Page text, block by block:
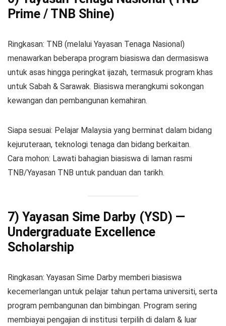
Prime / TNB Shine)
Ringkasan: TNB (melalui Yayasan Tenaga Nasional)
menawarkan beberapa program biasiswa dan dermasiswa
untuk asas hingga peringkat ijazah, termasuk program khas
untuk Sabah & Sarawak. Biasiswa merangkumi sokongan
kewangan dan pembangunan kemahiran.
Siapa sesuai: Pelajar Malaysia yang berminat dalam bidang
kejuruteraan, teknologi tenaga dan bidang berkaitan.
Cara mohon: Lawati bahagian biasiswa di laman rasmi
TNB/Yayasan TNB untuk panduan dan tarikh.
7) Yayasan Sime Darby (YSD) —
Undergraduate Excellence
Scholarship
Ringkasan: Yayasan Sime Darby memberi biasiswa
kecemerlangan untuk pelajar tahun pertama universiti, serta
program pembangunan dan bimbingan. Program sering
membiayai pengajian di institusi terpilih di dalam & luar